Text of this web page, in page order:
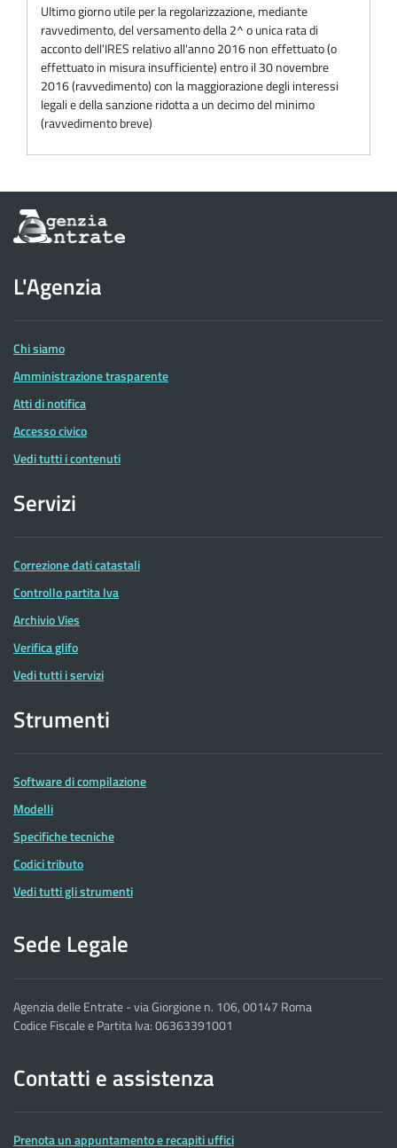
Ultimo giorno utile per la regolarizzazione, mediante
ravvedimento, del versamento della 2^ o unica rata di
acconto dell'IRES relativo all'anno 2016 non effettuato (o
effettuato in misura insufficiente) entro il 30 novembre
2016 (ravvedimento) con la maggiorazione degli interessi
legali e della sanzione ridotta a un decimo del minimo
(ravvedimento breve)
Informazioni
sul
dell'Agenzia
delle
Entrate
L'Agenzia
Chi siamo
Amministrazione trasparente
Atti di notifica
Accesso civico
Vedi tutti i contenuti
Servizi
Correzione dati catastali
Controllo partita Iva
Archivio Vies
Verifica glifo
Vedi tutti i servizi
Strumenti
Software di compilazione
Modelli
Specifiche tecniche
Codici tributo
Vedi tutti gli strumenti
Sede Legale
Agenzia delle Entrate - via Giorgione n. 106, 00147 Roma
Codice Fiscale e Partita Iva: 06363391001
Contatti e assistenza
Prenota un appuntamento e recapiti uffici